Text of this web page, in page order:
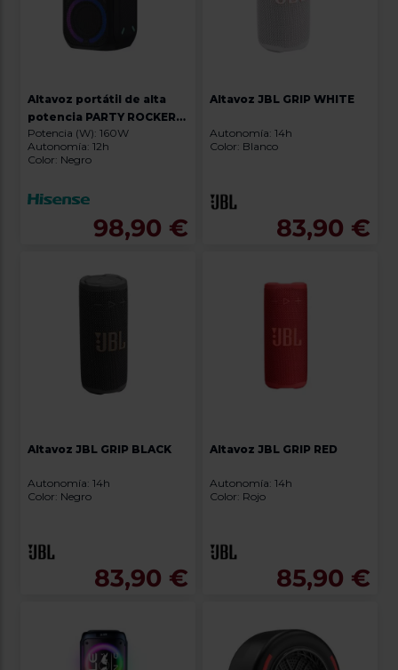
Altavoz portátil de alta
potencia PARTY ROCKER
160
Potencia (W): 160W
Autonomía: 12h
Color: Negro
98,90 €
Altavoz JBL GRIP WHITE
Autonomía: 14h
Color: Blanco
83,90 €
Altavoz JBL GRIP BLACK
Autonomía: 14h
Color: Negro
83,90 €
Altavoz JBL GRIP RED
Autonomía: 14h
Color: Rojo
85,90 €